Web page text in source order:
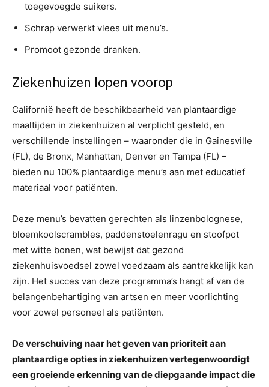
toegevoegde suikers.
Schrap verwerkt vlees uit menu’s.
Promoot gezonde dranken.
Ziekenhuizen lopen voorop
Californië heeft de beschikbaarheid van plantaardige
maaltijden in ziekenhuizen al verplicht gesteld, en
verschillende instellingen – waaronder die in Gainesville
(FL), de Bronx, Manhattan, Denver en Tampa (FL) –
bieden nu 100% plantaardige menu’s aan met educatief
materiaal voor patiënten.
Deze menu’s bevatten gerechten als linzenbolognese,
bloemkoolscrambles, paddenstoelenragu en stoofpot
met witte bonen, wat bewijst dat gezond
ziekenhuisvoedsel zowel voedzaam als aantrekkelijk kan
zijn. Het succes van deze programma’s hangt af van de
belangenbehartiging van artsen en meer voorlichting
voor zowel personeel als patiënten.
De verschuiving naar het geven van prioriteit aan
plantaardige opties in ziekenhuizen vertegenwoordigt
een groeiende erkenning van de diepgaande impact die